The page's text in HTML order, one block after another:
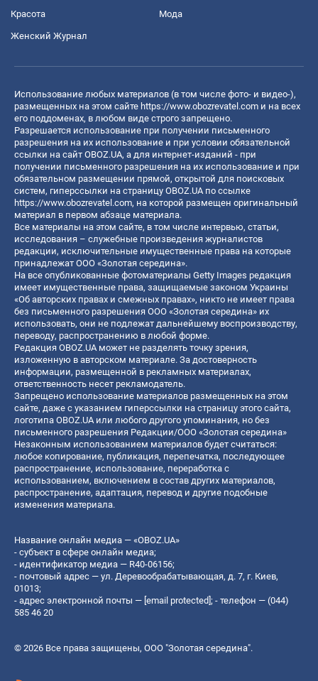
Красота Мода
Женский Журнал
Использование любых материалов (в том числе фото- и видео-),
размещенных на этом сайте https://www.obozrevatel.com и на всех
его поддоменах, в любом виде строго запрещено.
Разрешается использование при получении письменного
разрешения на их использование и при условии обязательной
ссылки на сайт OBOZ.UA, а для интернет-изданий - при
получении письменного разрешения на их использование и при
обязательном размещении прямой, открытой для поисковых
систем, гиперссылки на страницу OBOZ.UA по ссылке
https://www.obozrevatel.com, на которой размещен оригинальный
материал в первом абзаце материала.
Все материалы на этом сайте, в том числе интервью, статьи,
исследования – служебные произведения журналистов
редакции, исключительные имущественные права на которые
принадлежат ООО «Золотая середина».
На все опубликованные фотоматериалы Getty Images редакция
имеет имущественные права, защищаемые законом Украины
«Об авторских правах и смежных правах», никто не имеет права
без письменного разрешения ООО «Золотая середина» их
использовать, они не подлежат дальнейшему воспроизводству,
переводу, распространению в любой форме.
Редакция OBOZ.UA может не разделять точку зрения,
изложенную в авторском материале. За достоверность
информации, размещенной в рекламных материалах,
ответственность несет рекламодатель.
Запрещено использование материалов размещенных на этом
сайте, даже с указанием гиперссылки на страницу этого сайта,
логотипа OBOZ.UA или любого другого упоминания, но без
письменного разрешения Редакции/ООО «Золотая середина»
Незаконным использованием материалов будет считаться:
любое копирование, публикация, перепечатка, последующее
распространение, использование, переработка с
использованием, включением в состав других материалов,
распространение, адаптация, перевод и другие подобные
изменения материала.
Название онлайн медиа — «OBOZ.UA»
- субъект в сфере онлайн медиа;
- идентификатор медиа — R40-06156;
- почтовый адрес — ул. Деревообрабатывающая, д. 7, г. Киев,
01013;
- адрес электронной почты — [email protected]; - телефон — (044)
585 46 20
© 2026 Все права защищены, ООО "Золотая середина".